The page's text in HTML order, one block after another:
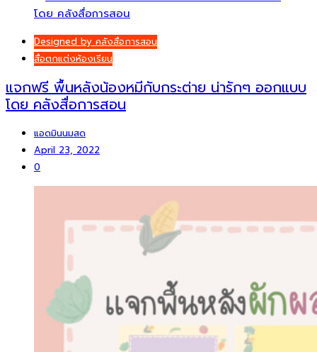
Designed by คลังสื่อการสอน
สื่อตกแต่งห้องเรียน
แจกฟรี พื้นหลังน้องหมีกับกระต่าย น่ารักๆ ออกแบบ
โดย คลังสื่อการสอน
แอดมินนมสด
April 23, 2022
0